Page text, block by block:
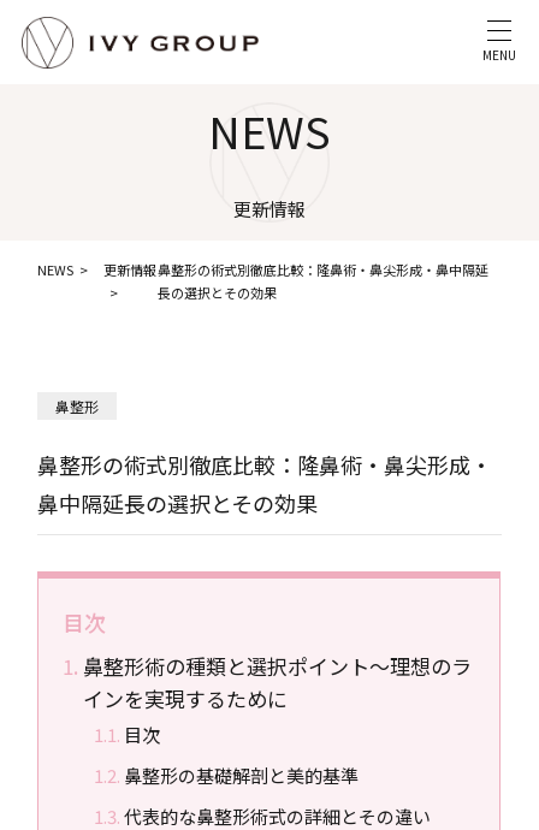
MENU
NEWS
更新情報
NEWS 更新情報鼻整形の術式別徹底比較：隆鼻術・鼻尖形成・鼻中隔延
長の選択とその効果
鼻整形
鼻整形の術式別徹底比較：隆鼻術・鼻尖形成・
鼻中隔延長の選択とその効果
目次
鼻整形術の種類と選択ポイント～理想のラ
インを実現するために
目次
鼻整形の基礎解剖と美的基準
代表的な鼻整形術式の詳細とその違い